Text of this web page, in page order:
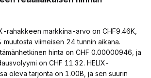
rahakkeen markkina-arvo on CHF9.46K,
muutosta viimeisen 24 tunnin aikana.
hinta on CHF 0.00000946, ja
on CHF 11.32. HELIX-
oleva tarjonta on 1.00B, ja sen suurin